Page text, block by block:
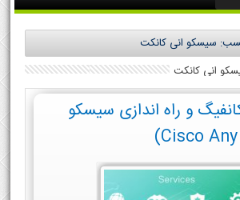
سیسکو انی کانکت
انی کانکت
و راه اندازی سیسکو